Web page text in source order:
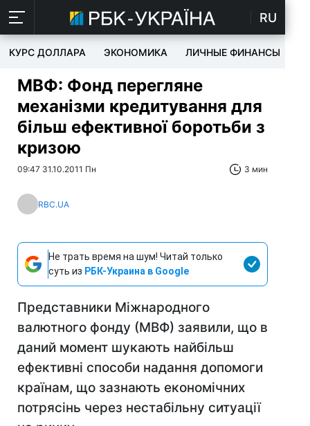
RU
КУРС ДОЛЛАРА ЭКОНОМИКА ЛИЧНЫЕ ФИНАНСЫ
МВФ: Фонд перегляне
механізми кредитування для
більш ефективної боротьби з
кризою
09:47 31.10.2011 Пн 3 мин
RBC.UA
Не трать время на шум! Читай только
суть из РБК-Украина в Google
Представники Міжнародного
валютного фонду (МВФ) заявили, що в
даний момент шукають найбільш
ефективні способи надання допомоги
країнам, що зазнають економічних
потрясінь через нестабільну ситуації